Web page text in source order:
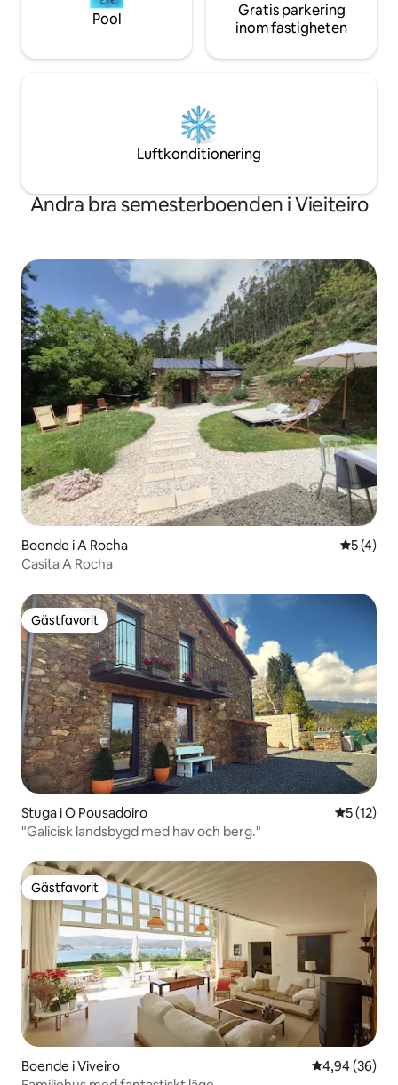
Pool
Gratis parkering
inom fastigheten
Luftkonditionering
Andra bra semesterboenden i Vieiteiro
Boende i A Rocha 5 av 5 i
5 (4)
Casita A Rocha
Gästfavorit
Gästfavorit
Stuga i O Pousadoiro 5 av 5 i
5 (12)
"Galicisk landsbygd med hav och berg."
Gästfavorit
Gästfavorit
Boende i Viveiro 4,94 av 5 i
4,94 (36)